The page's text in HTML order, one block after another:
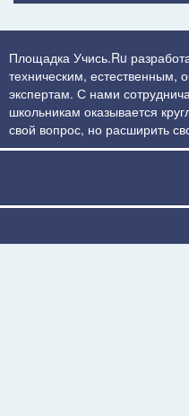
Площадка Учись.Ru
техническим, естественным,
экспертам. С нами
школьникам оказывается
свой вопрос, но расширить